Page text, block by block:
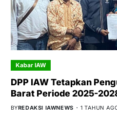
Kabar IAW
DPP IAW Tetapkan
Barat Periode 2025-
BYREDAKSI IAWNEWS 1 TAHUN